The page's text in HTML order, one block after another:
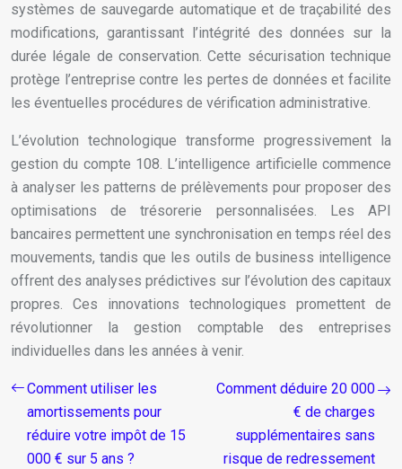
systèmes de sauvegarde automatique et de traçabilité des
modifications, garantissant l’intégrité des données sur la
durée légale de conservation. Cette sécurisation technique
protège l’entreprise contre les pertes de données et facilite
les éventuelles procédures de vérification administrative.
L’évolution technologique transforme progressivement la
gestion du compte 108. L’intelligence artificielle commence
à analyser les patterns de prélèvements pour proposer des
optimisations de trésorerie personnalisées. Les API
bancaires permettent une synchronisation en temps réel des
mouvements, tandis que les outils de business intelligence
offrent des analyses prédictives sur l’évolution des capitaux
propres. Ces innovations technologiques promettent de
révolutionner la gestion comptable des entreprises
individuelles dans les années à venir.
Comment utiliser les
amortissements pour
réduire votre impôt de 15
000 € sur 5 ans ?
Comment déduire 20 000
€ de charges
supplémentaires sans
risque de redressement